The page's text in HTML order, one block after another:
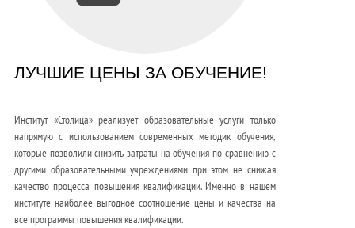
ЛУЧШИЕ ЦЕНЫ ЗА ОБУЧЕНИЕ!
Институт «Столица» реализует образовательные услуги только
напрямую с использованием современных методик обучения,
которые позволили снизить затраты на обучения по сравнению с
другими образовательными учреждениями при этом не снижая
качество процесса повышения квалификации. Именно в нашем
институте наиболее выгодное соотношение цены и качества на
все программы повышения квалификации.